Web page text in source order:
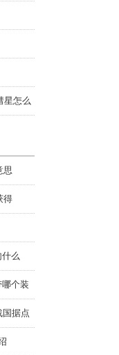
星怎么
思
得
么
个装
国据点